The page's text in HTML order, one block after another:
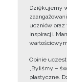
Dziękujemy
uczniów oraz
inspiracji.
Opinie
„Byliśmy –
plastyczne.